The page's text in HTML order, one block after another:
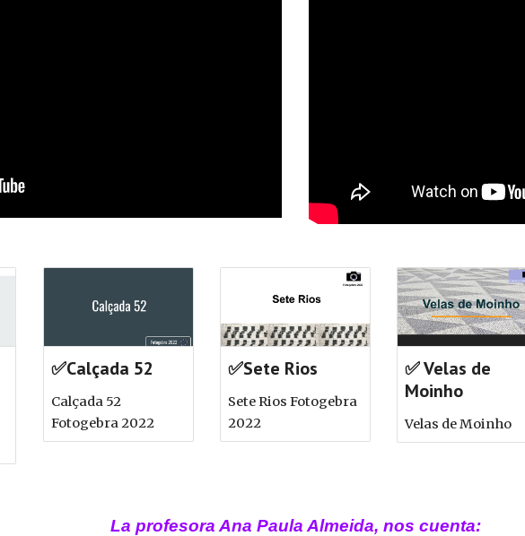
✅Calçada 52
Calçada 52
Fotogebra 2022
✅Sete Rios
Sete Rios Fotogebra
2022
✅ Velas de
Moinho
Velas de Moinho
La profesora Ana Paula Almeida, nos cuenta: